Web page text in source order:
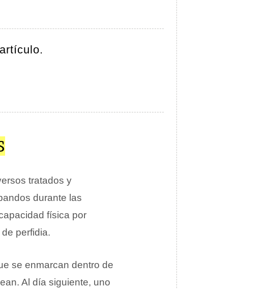
tratados y
durante las
física por
perfidia.
se enmarcan dentro de
Al día siguiente, uno